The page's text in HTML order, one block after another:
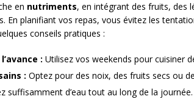
en nutriments, en intégrant des fruits, des
En planifiant vos repas, vous évitez les
conseils pratiques :
: Utilisez vos weekends pour cuisiner
: Optez pour des noix, des fruits secs ou
suffisamment d’eau tout au long de la journée.